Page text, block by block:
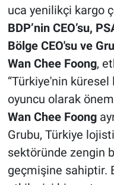
uca yenilikçi kargo
BDP’nin CEO’su,
Bölge CEO'su ve
Wan Chee Foong,
“Türkiye'nin
oyuncu olarak
Wan Chee Foong
Grubu, Türkiye
sektöründe zengin
geçmişine sahiptir.